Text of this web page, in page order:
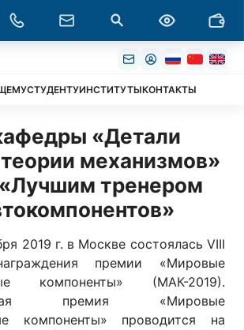
СТУДЕНТУИНСТИТУТЫКОНТАКТЫ
«Детали
механизмов»
тренером
2019 г. в Москве состоялась VIII
премии «Мировые
компоненты» (МАК-2019).
премия «Мировые
компоненты» проводится на